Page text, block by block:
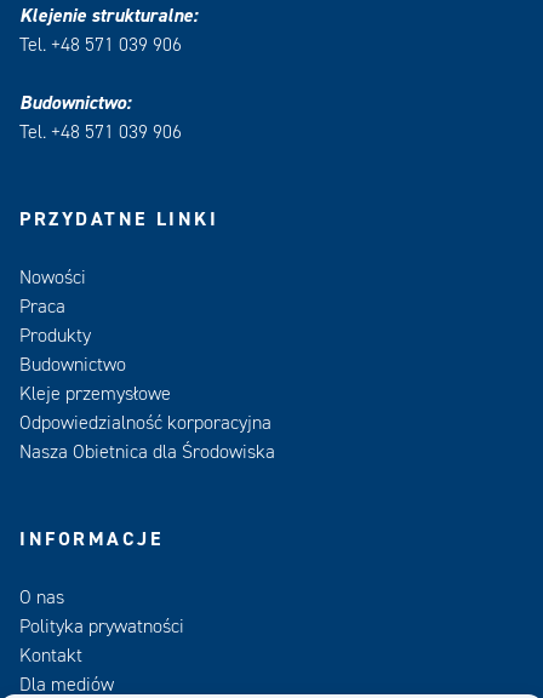
Klejenie strukturalne:
Tel. +48 571 039 906
Budownictwo:
Tel. +48 571 039 906
PRZYDATNE LINKI
Nowości
Praca
Produkty
Budownictwo
Kleje przemysłowe
Odpowiedzialność korporacyjna
Nasza Obietnica dla Środowiska
INFORMACJE
O nas
Polityka prywatności
Kontakt
Dla mediów